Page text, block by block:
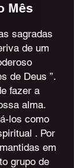
Mês
sagradas
de um
de Deus ”.
fazer a
alma.
los como
. Por
em
grupo de